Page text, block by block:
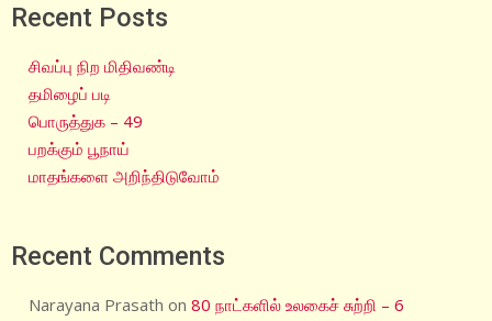
Recent Posts
சிவப்பு நிற மிதிவண்டி
தமிழைப் படி
பொருத்துக – 49
பறக்கும் பூநாய்
மாதங்களை அறிந்திடுவோம்
Recent Comments
Narayana Prasath on80 நாட்களில் உலகைச் சுற்றி – 6